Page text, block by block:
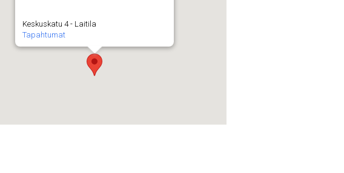
Keskuskatu 4 - Laitila
Tapahtumat